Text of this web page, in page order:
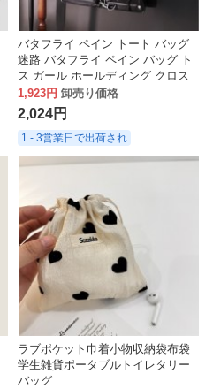
バタフライ ペイン トート バッグ
迷路 バタフライ ペイン バッグ ト
ス ガール ホールディング クロス
ボディ バッグ ブラザー
1,923円 卸売り価格
2,024円
1 - 3営業日で出荷され
ラブポケット巾着小物収納袋布袋
学生雑貨ポータブルトイレタリー
バッグ